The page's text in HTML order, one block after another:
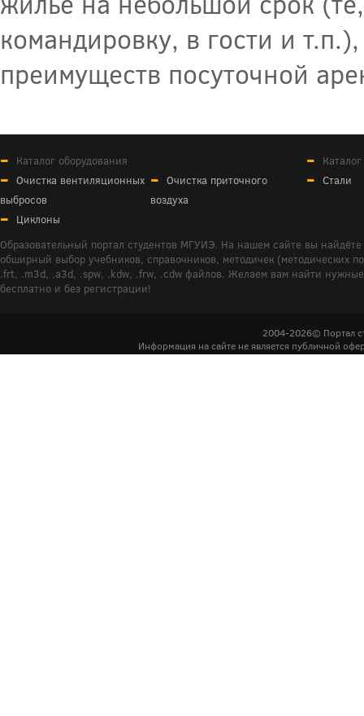
командировку, в гости и
преимуществ посуточной
Каталог оборудования
Очистка вентиляционных
выбросов
Очистка приточного
воздуха
Циклоны
Стали
Образовательный портал студентов МГУИЭ. На нашем сайте вы
обширный выбор учебников, справочников, методичек (методических
.frt, .m3d, .a3d, .spw, .kdw, .frw, .cdw файлов. Желаем вам найти
бесплатно и без регистрации!
2004-2026© Портал
Информация на сайте не является публичной